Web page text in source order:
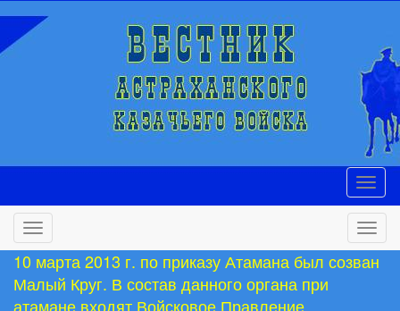
10 марта 2013 г. по приказу Атамана был созван
Малый Круг. В состав данного органа при
атамане входят Войсковое Правление,